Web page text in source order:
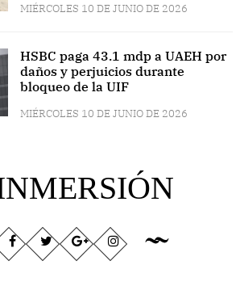
MIÉRCOLES 10 DE JUNIO DE 2026
HSBC paga 43.1 mdp a UAEH por
daños y perjuicios durante
bloqueo de la UIF
MIÉRCOLES 10 DE JUNIO DE 2026